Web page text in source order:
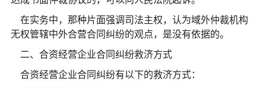
在实务中，那种片面强调司法主权，认为域外仲裁机构
无权管辖中外合营合同纠纷的观点，是没有依据的。
二、合资经营企业合同纠纷救济方式
合资经营企业合同纠纷有以下的救济方式：